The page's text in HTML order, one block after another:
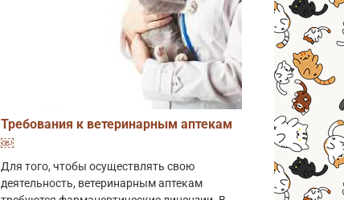
Требования к ветеринарным аптекам
￼
Для того, чтобы осуществлять свою
деятельность, ветеринарным аптекам